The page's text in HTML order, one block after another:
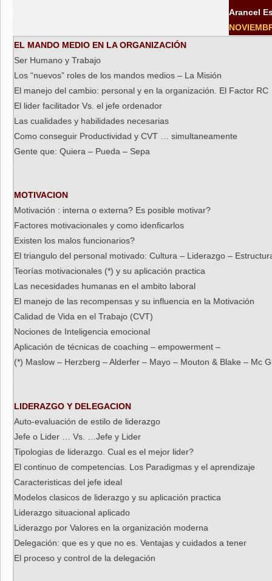
Arancel
EL MANDO MEDIO EN LA ORGANIZACIÓN
Ser Humano y Trabajo
Los “nuevos” roles de los mandos medios – La Misión
El manejo del cambio: personal y en la organización. El Factor RC
El lider facilitador Vs. el jefe ordenador
Las cualidades y habilidades necesarias
Como conseguir Productividad y CVT … simultaneamente
Gente que: Quiera – Pueda – Sepa
MOTIVACION
Motivación : interna o externa? Es posible motivar?
Factores motivacionales y como idenficarlos
Existen los malos funcionarios?
El triangulo del personal motivado: Cultura – Liderazgo –
Teorías motivacionales (*) y su aplicación practica
Las necesidades humanas en el ambito laboral
El manejo de las recompensas y su influencia en la Motivación
Calidad de Vida en el Trabajo (CVT)
Nociones de Inteligencia emocional
Aplicación de técnicas de coaching – empowerment –
(*) Maslow – Herzberg – Alderfer – Mayo – Mouton & Blake – Mc
LIDERAZGO Y DELEGACION
Auto-evaluación de estilo de liderazgo
Jefe o Lider … Vs. …Jefe y Lider
Tipologias de liderazgo. Cual es el mejor lider?
El continuo de competencias. Los Paradigmas y el aprendizaje
Caracteristicas del jefe ideal
Modelos clasicos de liderazgo y su aplicación practica
Liderazgo situacional aplicado
Liderazgo por Valores en la organización moderna
Delegación: que es y que no es. Ventajas y cuidados a tener
El proceso y control de la delegación